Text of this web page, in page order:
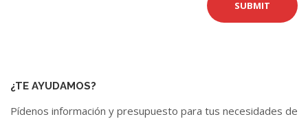
¿TE AYUDAMOS?
Pídenos información y presupuesto para tus necesidades de